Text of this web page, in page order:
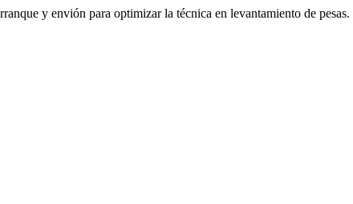
y envión para optimizar la técnica en levantamiento de pesas.